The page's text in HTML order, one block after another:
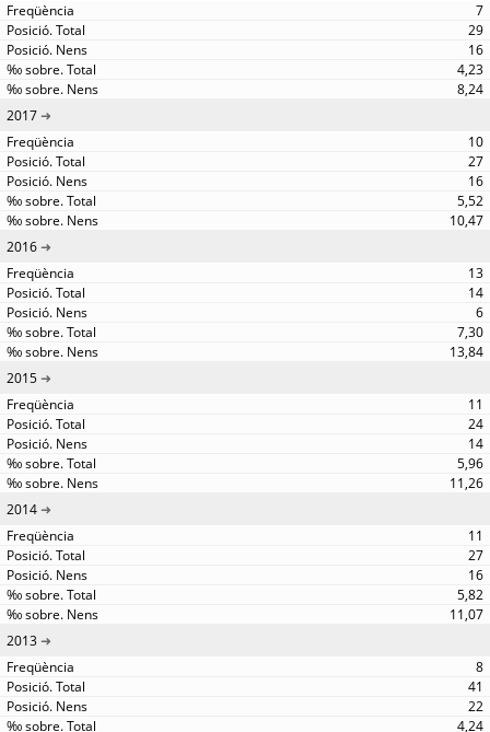
7
29
16
4,23
8,24
2017
10
27
16
5,52
10,47
2016
13
14
6
7,30
13,84
2015
11
24
14
5,96
11,26
2014
11
27
16
5,82
11,07
2013
8
41
22
4,24